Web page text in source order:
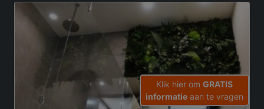
Klik hier om GRATIS
informatie aan te vragen